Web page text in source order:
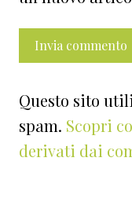
Questo sito
spam. Scopri
derivati dai